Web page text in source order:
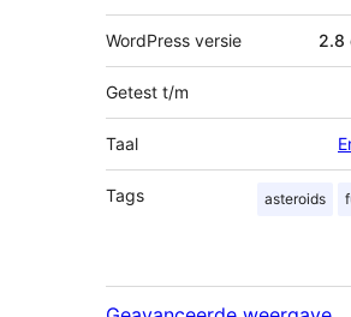
WordPress versie 2.8
Getest t/m
Taal
Tags asteroids